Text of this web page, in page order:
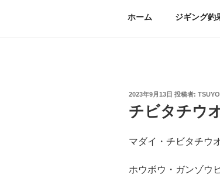
ホーム ジギング釣
投
日:
2023年9月13日 投稿者:
チビタチウ
マダイ・チビタチウ
ホウボウ・ガンゾウ